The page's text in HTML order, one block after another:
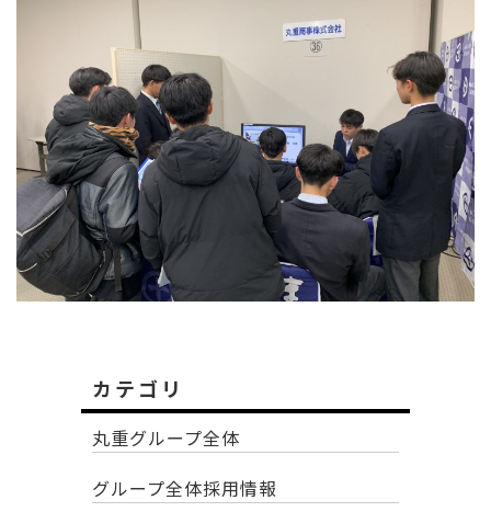
カテゴリ
丸重グループ全体
グループ全体採用情報